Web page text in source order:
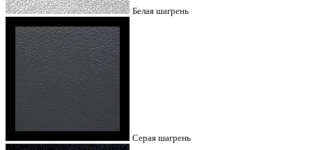
Белая шагрень
Серая шагрень